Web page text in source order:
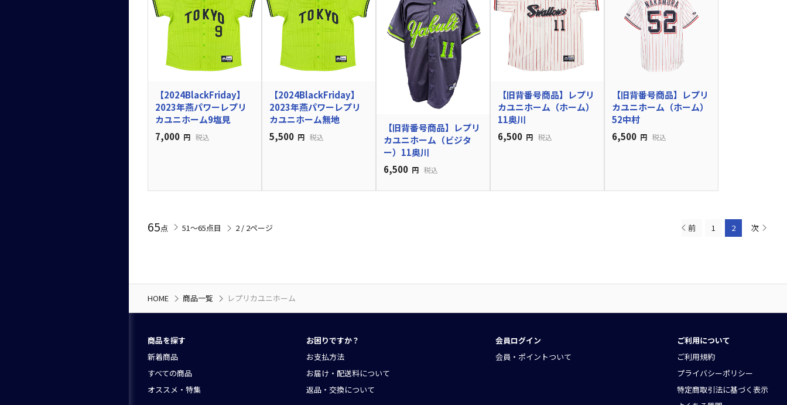
【2024BlackFriday】
2023年燕パワーレプリ
カユニホーム9塩見
7,000 円 税込
【2024BlackFriday】
2023年燕パワーレプリ
カユニホーム無地
5,500 円 税込
【旧背番号商品】レプリ
カユニホーム（ビジタ
ー）11奥川
6,500 円 税込
【旧背番号商品】レプリ
カユニホーム（ホーム）
11奥川
6,500 円 税込
【旧背番号商品】レプリ
カユニホーム（ホーム）
52中村
6,500 円 税込
65点 51〜65点目 2 / 2ページ 前 1 2 次
HOME 商品一覧 レプリカユニホーム
商品を探す
新着商品
すべての商品
オススメ・特集
お困りですか？
お支払方法
お届け・配送料について
返品・交換について
会員ログイン
会員・ポイントついて
ご利用について
ご利用規約
プライバシーポリシー
特定商取引法に基づく表示